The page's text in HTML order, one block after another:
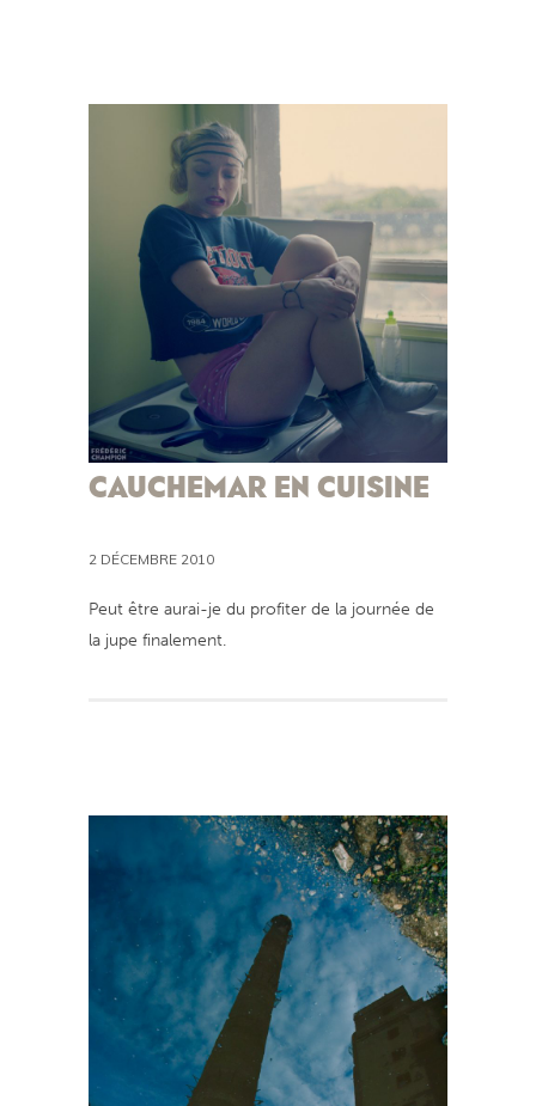
CAUCHEMAR EN CUISINE
2 DÉCEMBRE 2010
Peut être aurai-je du profiter de la journée de
la jupe finalement.